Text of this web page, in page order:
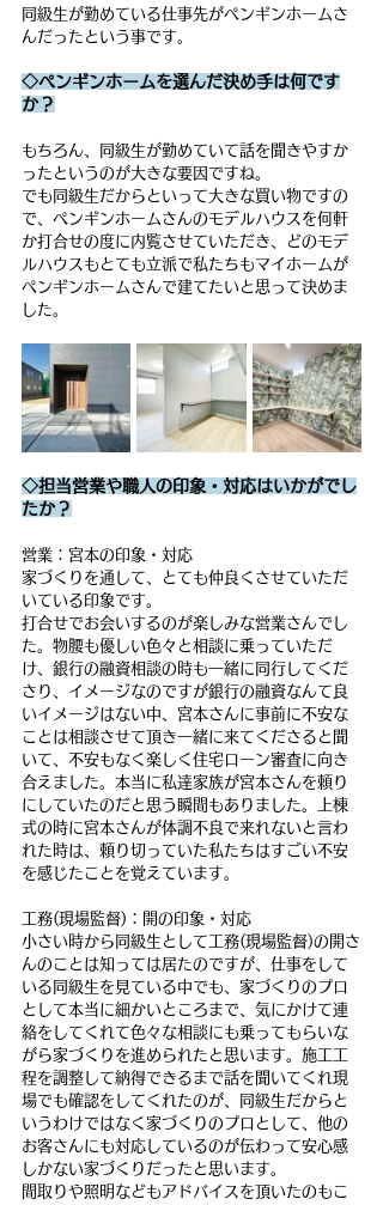
同級生が勤めている仕事先がペンギンホームさ
んだったという事です。
◇ペンギンホームを選んだ決め手は何です
か？
もちろん、同級生が勤めていて話を聞きやすか
ったというのが大きな要因ですね。
でも同級生だからといって大きな買い物ですの
で、ペンギンホームさんのモデルハウスを何軒
か打合せの度に内覧させていただき、どのモデ
ルハウスもとても立派で私たちもマイホームが
ペンギンホームさんで建てたいと思って決めま
した。
◇担当営業や職人の印象・対応はいかがでし
たか？
営業：宮本の印象・対応
家づくりを通して、とても仲良くさせていただ
いている印象です。
打合せでお会いするのが楽しみな営業さんでし
た。物腰も優しい色々と相談に乗っていただ
け、銀行の融資相談の時も一緒に同行してくだ
さり、イメージなのですが銀行の融資なんて良
いイメージはない中、宮本さんに事前に不安な
ことは相談させて頂き一緒に来てくださると聞
いて、不安もなく楽しく住宅ローン審査に向き
合えました。本当に私達家族が宮本さんを頼り
にしていたのだと思う瞬間もありました。上棟
式の時に宮本さんが体調不良で来れないと言わ
れた時は、頼り切っていた私たちはすごい不安
を感じたことを覚えています。
工務(現場監督)：開の印象・対応
小さい時から同級生として工務(現場監督)の開さ
んのことは知っては居たのですが、仕事をして
いる同級生を見ている中でも、家づくりのプロ
として本当に細かいところまで、気にかけて連
絡をしてくれて色々な相談にも乗ってもらいな
がら家づくりを進められたと思います。施工工
程を調整して納得できるまで話を聞いてくれ現
場でも確認をしてくれたのが、同級生だからと
いうわけではなく家づくりのプロとして、他の
お客さんにも対応しているのが伝わって安心感
しかない家づくりだったと思います。
間取りや照明などもアドバイスを頂いたのもこ